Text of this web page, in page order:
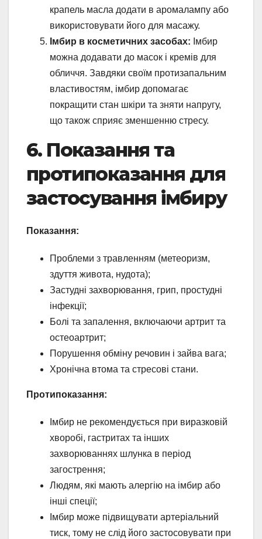
крапель масла додати в аромалампу або
використовувати його для масажу.
Імбир в косметичних засобах: Імбир
можна додавати до масок і кремів для
обличчя. Завдяки своїм протизапальним
властивостям, імбир допомагає
покращити стан шкіри та зняти напругу,
що також сприяє зменшенню стресу.
6. Показання та
протипоказання для
застосування імбиру
Показання:
Проблеми з травленням (метеоризм,
здуття живота, нудота);
Застудні захворювання, грип, простудні
інфекції;
Болі та запалення, включаючи артрит та
остеоартрит;
Порушення обміну речовин і зайва вага;
Хронічна втома та стресові стани.
Протипоказання:
Імбир не рекомендується при виразковій
хворобі, гастритах та інших
захворюваннях шлунка в період
загострення;
Людям, які мають алергію на імбир або
інші спеції;
Імбир може підвищувати артеріальний
тиск, тому не слід його застосовувати при